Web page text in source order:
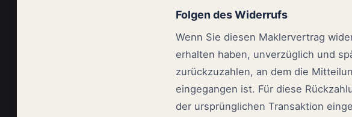
Folgen des Widerrufs
Wenn Sie diesen Maklervertrag
erhalten haben, unverzüglich und
zurückzuzahlen, an dem die
eingegangen ist. Für diese
der ursprünglichen Transaktion